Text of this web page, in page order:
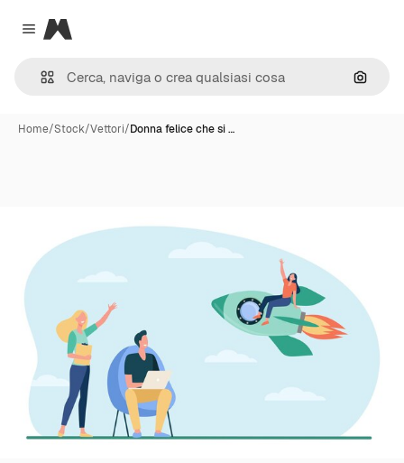
Close menu
Magnific
Cerca
Home/Stock/Vettori/Donna felice che si …